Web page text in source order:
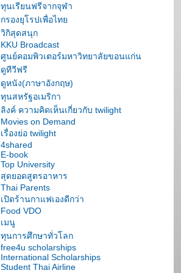
ทุนเรียนฟรีจากจุฬา
กรองยุโรปเพื่อไท
วิกิสุดสนุก
KKU Broadcast
ศูนย์คอมพิวเตอร์มหาวิทยาลัยขอนแก่น
ดูทีวีฟรี
ดูหนัง(ภาษาอังกฤษ)
ทุนสหรัฐอเมริกา
ลิงค์ ความคิดเห็นเกี่ยวกับ twilight
Movies on Demand
เรื่องย่อ twilight
4shared
E-book
Top University
สุดยอดสูตรอาหาร
Thai Parents
เปิดร้านกาแฟเองดีกว่า
Food VDO
เมนู
ทุนการศึกษาทั่วโลก
free4u scholarships
International Scholarships
Student Thai Airline